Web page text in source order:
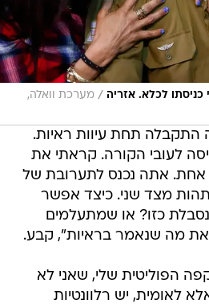
לכלא. אזריה / מערכת וואלה,
התקבלה תחת עיוות ראיות.
לעובי הקורה. קראתי את
אחת. אתה נכנס לתערובת של
מצד שני. כיצד אפשר
כזו? או שמתעלמים
את מה שנאמר בראיות", קבע.
הפוליטית שלי, שאני לא
לאומית, יש רלוונטיות